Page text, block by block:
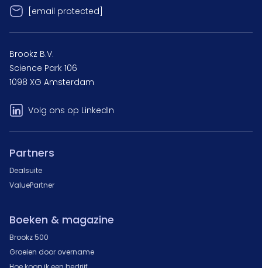
[email protected]
Brookz B.V.
Science Park 106
1098 XG Amsterdam
Volg ons op LinkedIn
Partners
Dealsuite
ValuePartner
Boeken & magazine
Brookz 500
Groeien door overname